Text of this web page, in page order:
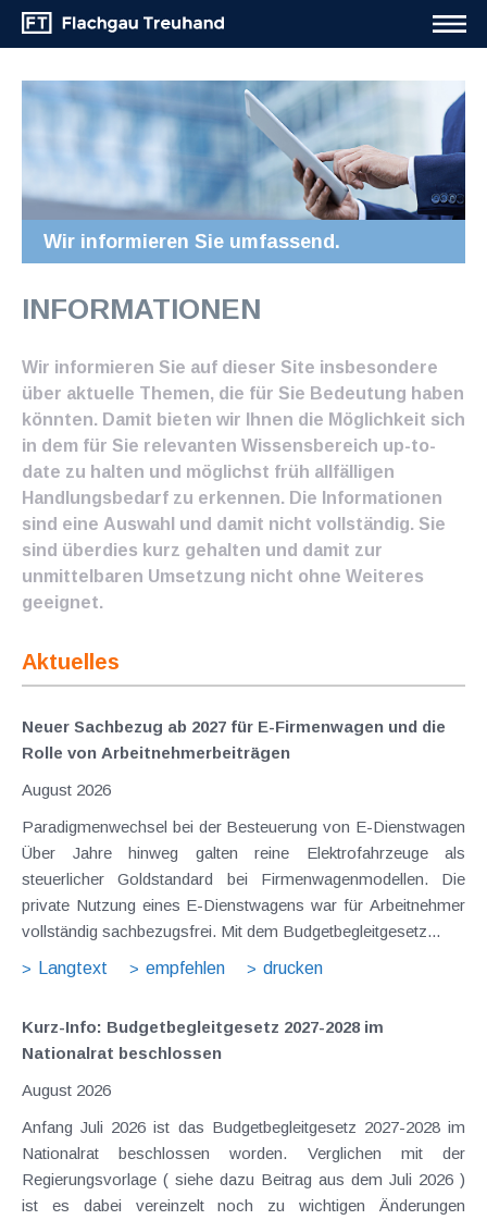
Wir informieren Sie umfassend.
INFORMATIONEN
Wir informieren Sie auf dieser Site insbesondere
über aktuelle Themen, die für Sie Bedeutung haben
könnten. Damit bieten wir Ihnen die Möglichkeit sich
in dem für Sie relevanten Wissensbereich up-to-
date zu halten und möglichst früh allfälligen
Handlungsbedarf zu erkennen. Die Informationen
sind eine Auswahl und damit nicht vollständig. Sie
sind überdies kurz gehalten und damit zur
unmittelbaren Umsetzung nicht ohne Weiteres
geeignet.
Aktuelles
Neuer Sachbezug ab 2027 für E-Firmenwagen und die
Rolle von Arbeitnehmer​­beiträgen
August 2026
Paradigmenwechsel bei der Besteuerung von E-Dienstwagen
Über Jahre hinweg galten reine Elektrofahrzeuge als
steuerlicher Goldstandard bei Firmenwagenmodellen. Die
private Nutzung eines E-Dienstwagens war für Arbeitnehmer
vollständig sachbezugsfrei. Mit dem Budgetbegleitgesetz...
Langtext
empfehlen drucken
Kurz-Info: Budgetbegleitgesetz 2027-2028 im
Nationalrat beschlossen
August 2026
Anfang Juli 2026 ist das Budgetbegleitgesetz 2027-2028 im
Nationalrat beschlossen worden. Verglichen mit der
Regierungsvorlage ( siehe dazu Beitrag aus dem Juli 2026 )
ist es dabei vereinzelt noch zu wichtigen Änderungen